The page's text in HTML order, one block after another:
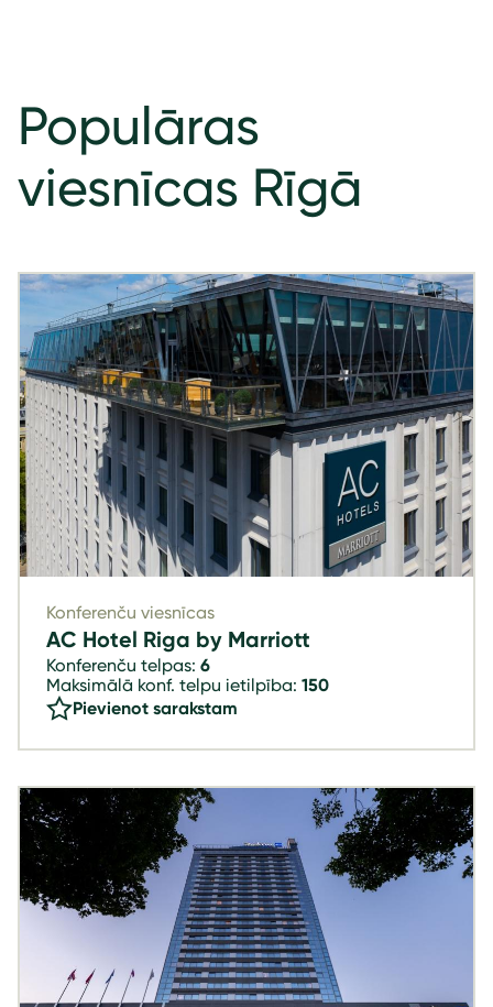
Populāras
viesnīcas Rīgā
Konferenču viesnīcas
AC Hotel Riga by Marriott
Konferenču telpas: 6
Maksimālā konf. telpu ietilpība: 150
Pievienot sarakstam